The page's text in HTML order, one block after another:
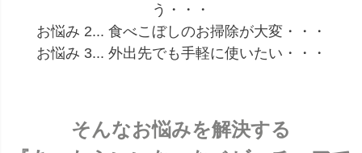
う・・・
お悩み 2... 食べこぼしのお掃除が大変・・・
お悩み 3... 外出先でも手軽に使いたい・・・
そんなお悩みを解決する